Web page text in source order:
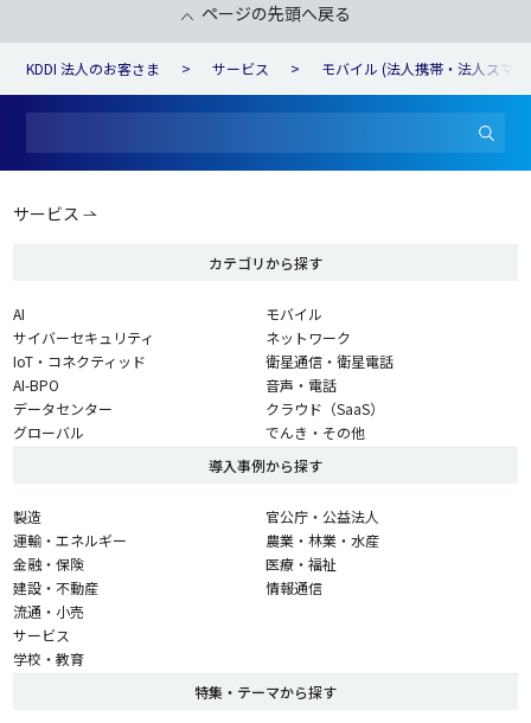
ページの先頭へ戻る
KDDI 法人のお客さま サービス モバイル (法人携帯・法人スマ
サービス
カテゴリから探す
AI
サイバーセキュリティ
IoT・コネクティッド
AI-BPO
データセンター
グローバル
モバイル
ネットワーク
衛星通信・衛星電話
音声・電話
クラウド（SaaS）
でんき・その他
導入事例から探す
製造
運輸・エネルギー
金融・保険
建設・不動産
流通・小売
サービス
学校・教育
官公庁・公益法人
農業・林業・水産
医療・福祉
情報通信
特集・テーマから探す